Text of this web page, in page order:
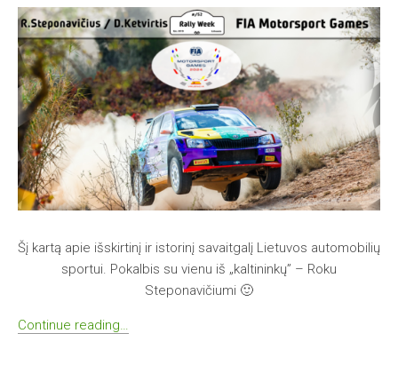
Šį kartą apie išskirtinį ir istorinį savaitgalį Lietuvos automobilių
sportui. Pokalbis su vienu iš „kaltininkų” – Roku
Steponavičiumi 🙂
Continue reading…